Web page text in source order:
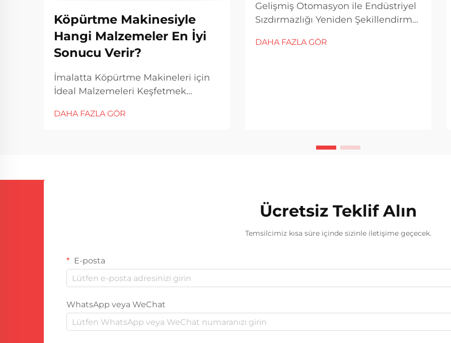
Köpürtme Makinesiyle
Hangi Malzemeler En İyi
Sonucu Verir?
İmalatta Köpürtme Makineleri için
İdeal Malzemeleri Keşfetmek
malzemelerin seçimi, final ürünün
DAHA FAZLA GÖR
Gelişmiş Otomasyon ile Endüstriyel
Sızdırmazlığı Yeniden Şekillendirme
dünyasında, başarı için hassasiyet
DAHA FAZLA GÖR
Ücretsiz Teklif Alın
Temsilcimiz kısa süre içinde sizinle iletişime geçecek.
E-posta
WhatsApp veya WeChat